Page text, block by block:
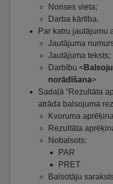
Norises vieta;
Darba kārtība.
Par katru jautājumu
Jautājuma
Jautājuma teksts;
Darbību <
norādīšana>
Sadaļā “Rezultāta
atrāda balsojuma
Kvoruma
Rezultāta
Nobalsots:
PAR
PRET
Balsotāju